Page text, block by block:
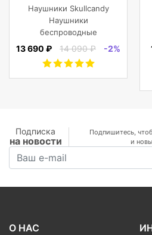
Skullcandy CRUSHER EVO
WIRELESS OVER-EAR,
черные
Наушники Skullcandy
Наушники
беспроводные
полноразмерные
WIRELESS OVER-EAR,
черные
13 690 ₽ 14 090 ₽ -2%
Подписка
на новости
Подпишитесь,
и
О НАС